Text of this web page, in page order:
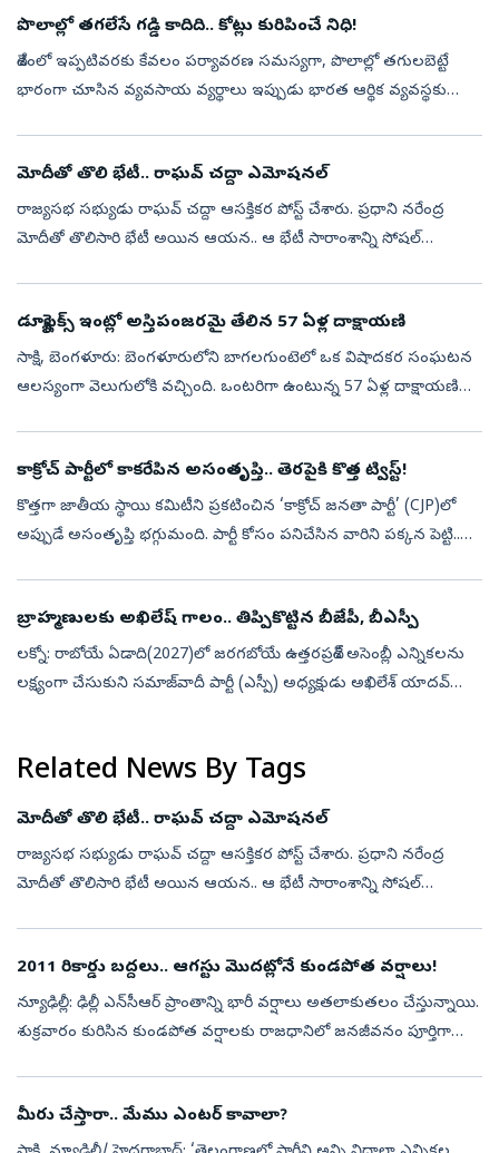
పొలాల్లో తగలేసే గడ్డి కాదిది.. కోట్లు కురిపించే నిధి!
దేశంలో ఇప్పటివరకు కేవలం పర్యావరణ సమస్యగా, పొలాల్లో తగులబెట్టే
భారంగా చూసిన వ్యవసాయ వ్యర్థాలు ఇప్పుడు భారత ఆర్థిక వ్యవస్థకు
మోదీతో తొలి భేటీ.. రాఘవ్‌ చద్దా ఎమోషనల్‌
రాజ్యసభ సభ్యుడు రాఘవ్‌ చద్దా ఆసక్తికర పోస్ట్‌ చేశారు. ప్రధాని నరేంద్ర
మోదీతో తొలిసారి భేటీ అయిన ఆయన.. ఆ భేటీ సారాంశాన్ని సోషల్‌
డ్యూప్లెక్స్‌ ఇంట్లో అస్తిపంజరమై తేలిన 57 ఏళ్ల దాక్షాయణి
సాక్షి, బెంగళూరు: బెంగళూరులోని బాగలగుంటెలో ఒక విషాదకర సంఘటన
ఆలస్యంగా వెలుగులోకి వచ్చింది. ఒంటరిగా ఉంటున్న 57 ఏళ్ల దాక్షాయణి
కాక్రోచ్ పార్టీలో కాకరేపిన అసంతృప్తి.. తెరపైకి కొత్త ట్విస్ట్‌!
కొత్తగా జాతీయ స్థాయి కమిటీని ప్రకటించిన ‘కాక్రోచ్ జనతా పార్టీ’ (CJP)లో
అప్పుడే అసంతృప్తి భగ్గుమంది. పార్టీ కోసం పనిచేసిన వారిని పక్కన పెట్టి..
బ్రాహ్మణులకు అఖిలేష్‌ గాలం.. తిప్పికొట్టిన బీజేపీ, బీఎస్పీ
లక్నో: రాబోయే ఏడాది(2027)లో జరగబోయే ఉత్తరప్రదేశ్ అసెంబ్లీ ఎన్నికలను
లక్ష్యంగా చేసుకుని సమాజ్‌వాదీ పార్టీ (ఎస్పీ) అధ్యక్షుడు అఖిలేశ్ యాదవ్
Related News By Tags
మోదీతో తొలి భేటీ.. రాఘవ్‌ చద్దా ఎమోషనల్‌
రాజ్యసభ సభ్యుడు రాఘవ్‌ చద్దా ఆసక్తికర పోస్ట్‌ చేశారు. ప్రధాని నరేంద్ర
మోదీతో తొలిసారి భేటీ అయిన ఆయన.. ఆ భేటీ సారాంశాన్ని సోషల్‌
2011 రికార్డు బద్దలు.. ఆగస్టు మొదట్లోనే కుండపోత వర్షాలు!
న్యూఢిల్లీ: ఢిల్లీ ఎన్‌సీఆర్ ప్రాంతాన్ని భారీ వర్షాలు అతలాకుతలం చేస్తున్నాయి.
శుక్రవారం కురిసిన కుండపోత వర్షాలకు రాజధానిలో జనజీవనం పూర్తిగా
మీరు చేస్తారా.. మేము ఎంటర్‌ కావాలా?